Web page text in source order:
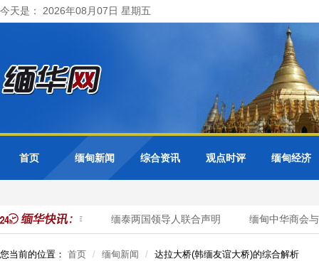
今天是： 2026年08月07日 星期五
首页 缅甸新闻 综合资讯 观点时评 缅甸经济
境稳定与合作 缅泰两国领导人联合声明 缅甸中华商会与
您当前的位置： 首页 缅甸新闻 达拉大桥(韩缅友谊大桥)的综合解析